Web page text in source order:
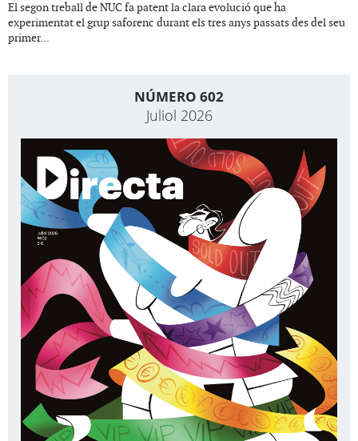
El segon treball de NUC fa patent la clara evolució que ha
experimentat el grup saforenc durant els tres anys passats des del seu
primer...
NÚMERO 602
Juliol 2026